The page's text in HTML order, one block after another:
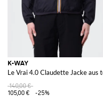
K-WAY
Le Vrai 4.0 Claudette Jacke aus
140,00 €
105,00 €
-25%